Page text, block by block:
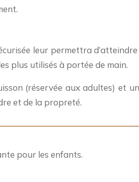
leur permettra
plus utilisés à portée de main.
(réservée aux adultes) et
et de la propreté.
pour les enfants.